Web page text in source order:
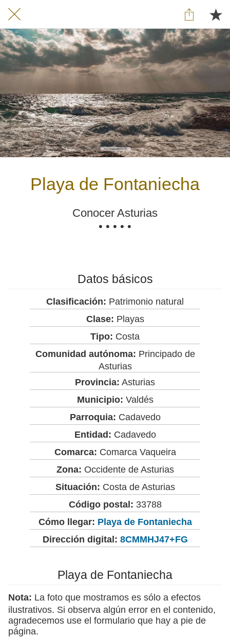
Playa de Fontaniecha
Conocer Asturias
• • • • •
Datos básicos
Clasificación: Patrimonio natural
Clase: Playas
Tipo: Costa
Comunidad autónoma: Principado de
Asturias
Provincia: Asturias
Municipio: Valdés
Parroquia: Cadavedo
Entidad: Cadavedo
Comarca: Comarca Vaqueira
Zona: Occidente de Asturias
Situación: Costa de Asturias
Código postal: 33788
Cómo llegar: Playa de Fontaniecha
Dirección digital: 8CMMHJ47+FG
Playa de Fontaniecha
Nota: La foto que mostramos es sólo a efectos
ilustrativos. Si observa algún error en el contenido,
agradecemos use el formulario que hay a pie de
página.